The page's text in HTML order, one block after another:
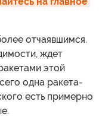
отчаявшимся.
ждет
этой
одна ракета-
есть примерно